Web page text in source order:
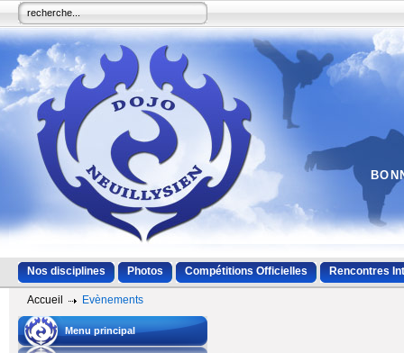
Nos disciplines Photos Compétitions Officielles Rencontres
Accueil Evènements
Menu principal